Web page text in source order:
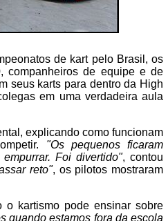
de kart pelo Brasil, os
companheiros de equipe e de
seus karts para dentro da High
em uma verdadeira aula
explicando como funcionam
"Os pequenos ficaram
Foi divertido", contou
reto", os pilotos mostraram
o kartismo pode ensinar sobre
quando estamos fora da escola